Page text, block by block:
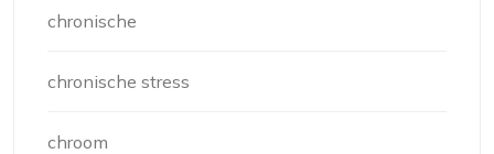
chronische
chronische stress
chroom